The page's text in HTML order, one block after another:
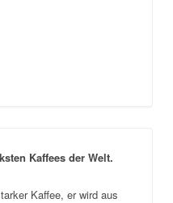
Kaffees der Welt.
Kaffee, er wird aus